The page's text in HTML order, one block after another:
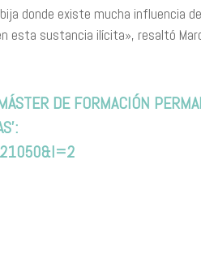
donde existe mucha influencia de
esta sustancia ilícita», resaltó
DE FORMACIÓN